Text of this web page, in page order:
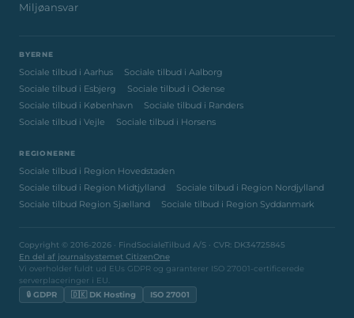
Miljøansvar
BYERNE
Sociale tilbud i Aarhus
Sociale tilbud i Aalborg
Sociale tilbud i Esbjerg
Sociale tilbud i Odense
Sociale tilbud i København
Sociale tilbud i Randers
Sociale tilbud i Vejle
Sociale tilbud i Horsens
REGIONERNE
Sociale tilbud i Region Hovedstaden
Sociale tilbud i Region Midtjylland
Sociale tilbud i Region Nordjylland
Sociale tilbud Region Sjælland
Sociale tilbud i Region Syddanmark
Copyright © 2016-2026 · FindSocialeTilbud A/S · CVR: DK34725845
En del af journalsystemet CitizenOne
Vi overholder fuldt ud EUs GDPR og garanterer ISO 27001-certificerede
serverplaceringer i EU.
🔒 GDPR
🇩🇰 DK Hosting ISO 27001